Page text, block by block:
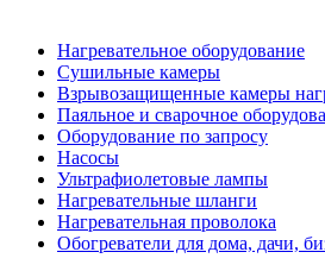
Нагревательное оборудование
Сушильные камеры
Взрывозащищенные камеры
Паяльное и сварочное
Оборудование по запросу
Насосы
Ультрафиолетовые лампы
Нагревательные шланги
Нагревательная проволока
Обогреватели для дома, дачи,